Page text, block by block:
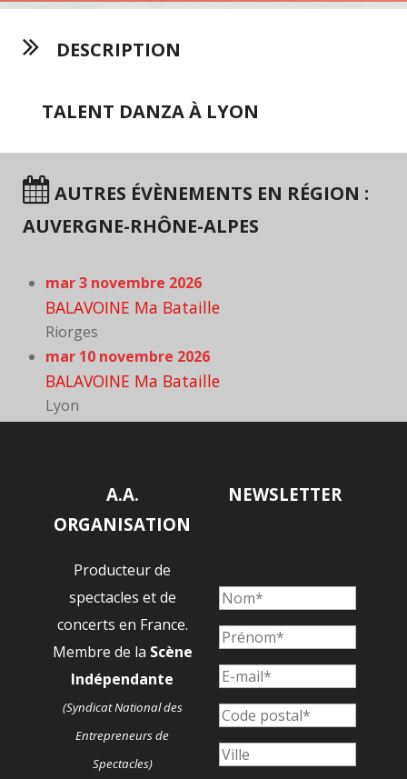
DESCRIPTION
TALENT DANZA À LYON
AUTRES ÉVÈNEMENTS EN RÉGION :
AUVERGNE-RHÔNE-ALPES
mar 3 novembre 2026
BALAVOINE Ma Bataille
Riorges
mar 10 novembre 2026
BALAVOINE Ma Bataille
Lyon
A.A.
ORGANISATION
Producteur de
spectacles et de
concerts en France.
Membre de la Scène
Indépendante
(Syndicat National des
Entrepreneurs de
Spectacles)
NEWSLETTER